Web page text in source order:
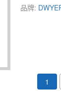
品牌:
1